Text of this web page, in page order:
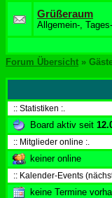
Grüßeraum
Allgemein-,
Forum Übersicht »
:: Statistiken :.
Board aktiv seit
:: Mitglieder online :.
keiner online
:: Kalender-Events
keine Termine